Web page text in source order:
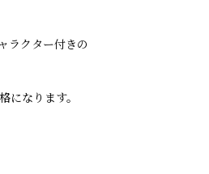
ラクター付きの
になります。